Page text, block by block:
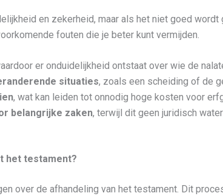
en zekerheid, maar als het niet goed wordt
fouten die je beter kunt vermijden.
er onduidelijkheid ontstaat over wie de
situaties, zoals een scheiding of de
, wat kan leiden tot onnodig hoge kosten voor
belangrijke zaken, terwijl dit geen juridisch
het testament?
over de afhandeling van het testament. Dit